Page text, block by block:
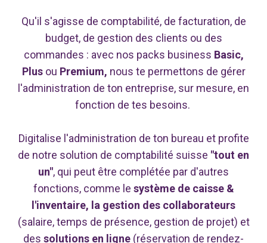
Qu'il s'agisse de comptabilité, de facturation, de
budget, de gestion des clients ou des
commandes : avec nos packs business Basic,
Plus ou Premium, nous te permettons de gérer
l'administration de ton entreprise, sur mesure, en
fonction de tes besoins.
Digitalise l'administration de ton bureau et profite
de notre solution de comptabilité suisse "tout en
un", qui peut être complétée par d'autres
fonctions, comme le système de caisse &
l'inventaire, la gestion des collaborateurs
(salaire, temps de présence, gestion de projet) et
des solutions en ligne (réservation de rendez-